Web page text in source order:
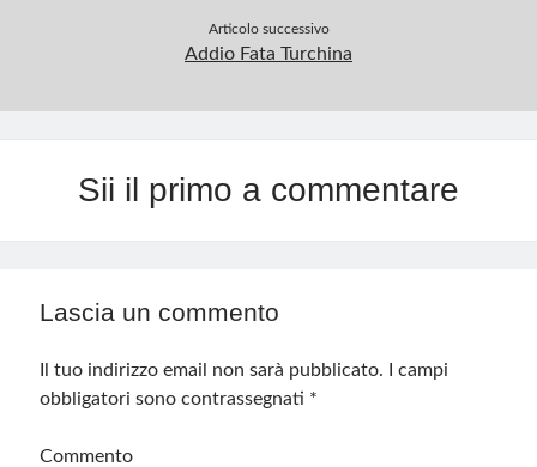
Articolo successivo
Addio Fata Turchina
Sii il primo a commentare
Lascia un commento
Il tuo indirizzo email non sarà pubblicato.
I campi
obbligatori sono contrassegnati *
Commento